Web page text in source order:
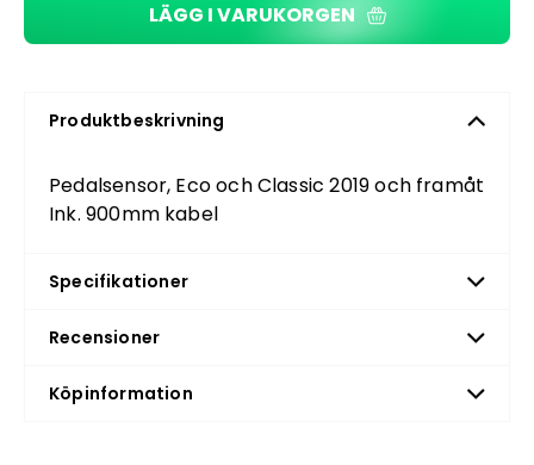
LÄGG I VARUKORGEN
Produktbeskrivning
Pedalsensor, Eco och Classic 2019 och framåt
Ink. 900mm kabel
Specifikationer
Recensioner
Köpinformation